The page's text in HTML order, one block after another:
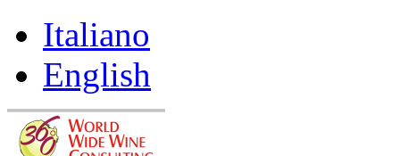
Italiano
English